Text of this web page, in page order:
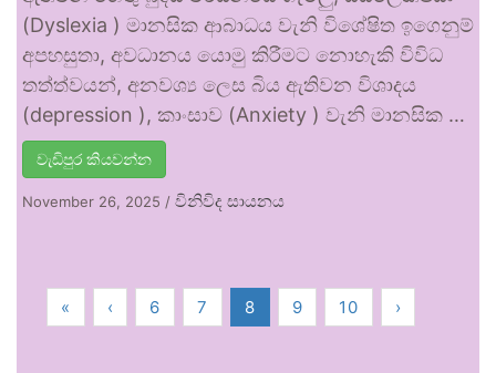
(Dyslexia ) මානසික ආබාධය වැනි විශේෂිත ඉගෙනුම්
අපහසුතා, අවධානය යොමු කිරීමට නොහැකි විවිධ
තත්ත්වයන්, අනවශ්‍ය ලෙස බිය ඇතිවන විශාදය
(depression ), කාංසාව (Anxiety ) වැනි මානසික …
වැඩිපුර කියවන්න
November 26, 2025 / විනිවිද සායනය
« ‹ 6 7 8 9 10 ›